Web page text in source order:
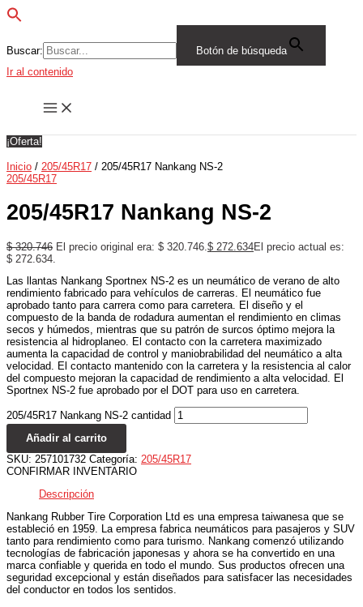
Buscar:
Botón de búsqueda
Ir al contenido
¡Oferta!
Inicio / 205/45R17 / 205/45R17 Nankang NS-2
205/45R17
205/45R17 Nankang NS-2
$320.746 El precio original era: $ 320.746. $ 272.634El precio actual es:
$ 272.634.
Las llantas Nankang Sportnex NS-2 es un neumático de verano de alto
rendimiento fabricado para vehículos de carreras. El neumático fue
aprobado tanto para carrera como para carretera. El diseño y el
compuesto de la banda de rodadura aumentan el rendimiento en climas
secos y húmedos, mientras que su patrón de surcos óptimo mejora la
resistencia al hidroplaneo. El contacto con la carretera maximizado
aumenta la capacidad de control y maniobrabilidad del neumático a alta
velocidad. El contacto mantenido con la carretera y la resistencia al calor
del compuesto mejoran la capacidad de rendimiento a alta velocidad. El
Sportnex NS-2 fue aprobado por el DOT para uso en carretera.
205/45R17 Nankang NS-2 cantidad
Añadir al carrito
SKU: 257101732 Categoría: 205/45R17
CONFIRMAR INVENTARIO
Descripción
Nankang Rubber Tire Corporation Ltd es una empresa taiwanesa que se
estableció en 1959. La empresa fabrica neumáticos para pasajeros y SUV
tanto para rendimiento como para turismo. Nankang comenzó utilizando
tecnologías de fabricación japonesas y ahora se ha convertido en una
marca confiable y querida en todo el mundo. Sus productos ofrecen una
seguridad excepcional y están diseñados para satisfacer las necesidades
del conductor en todos los sentidos.